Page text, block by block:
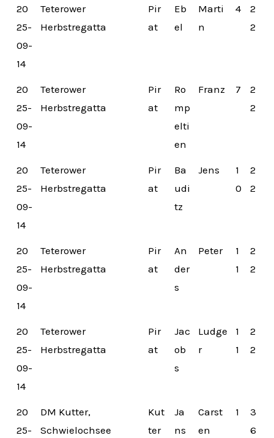
20
25-
09-
14
Teterower
Herbstregatta
Pir
at
Eb
el
Marti
n
4
2
2
20
25-
09-
14
Teterower
Herbstregatta
Pir
at
Ro
mp
elti
en
Franz 7
2
2
20
25-
09-
14
Teterower
Herbstregatta
Pir
at
Ba
udi
tz
Jens
1
0
2
2
20
25-
09-
14
Teterower
Herbstregatta
Pir
at
An
der
s
Peter
1
1
2
2
20
25-
09-
14
Teterower
Herbstregatta
Pir
at
Jac
ob
s
Ludge
r
1
1
2
2
20
25-
DM Kutter,
Schwielochsee
Kut
ter
Ja
ns
Carst
en
1
3
6